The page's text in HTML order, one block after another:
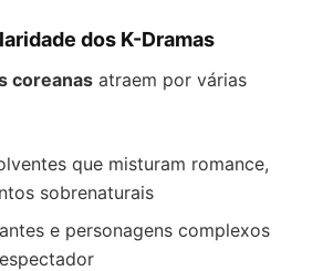
dos K-Dramas
coreanas atraem por várias
que misturam romance,
sobrenaturais
e personagens complexos